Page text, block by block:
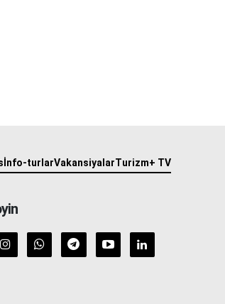
İnfo-turlarVakansiyalarTurizm+ TV